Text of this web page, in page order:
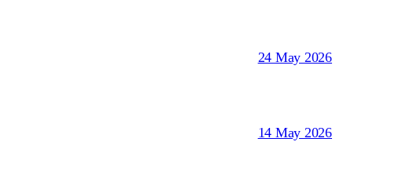
24 May 2026
14 May 2026